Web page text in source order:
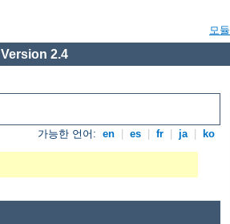
모듈
2.4
가능한 언어: en es fr ja ko